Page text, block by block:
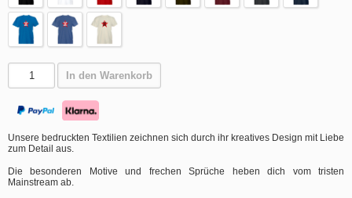
In den Warenkorb
Unsere bedruckten Textilien zeichnen sich durch ihr kreatives Design mit Liebe
zum Detail aus.
Die besonderen Motive und frechen Sprüche heben dich vom tristen
Mainstream ab.